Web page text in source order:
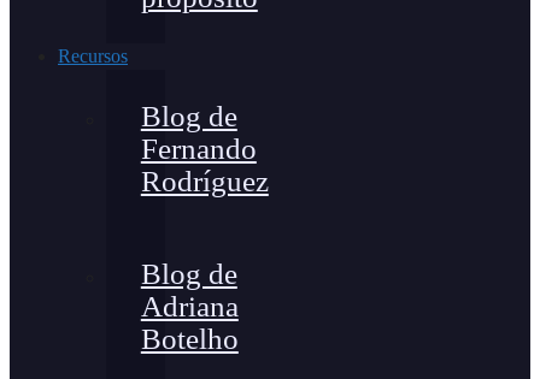
Recursos
Blog de
Fernando
Rodríguez
Blog de
Adriana
Botelho